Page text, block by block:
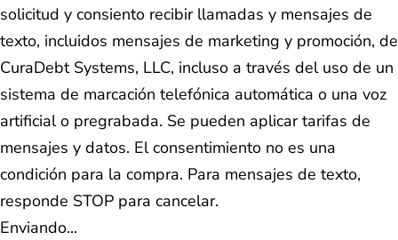
solicitud y consiento recibir llamadas y mensajes de
texto, incluidos mensajes de marketing y promoción, de
CuraDebt Systems, LLC, incluso a través del uso de un
sistema de marcación telefónica automática o una voz
artificial o pregrabada. Se pueden aplicar tarifas de
mensajes y datos. El consentimiento no es una
condición para la compra. Para mensajes de texto,
responde STOP para cancelar.
Enviando...